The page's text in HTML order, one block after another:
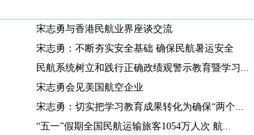
宋志勇与香港民航业界座谈交流
宋志勇：不断夯实安全基础 确保民航暑运安全
民航系统树立和践行正确政绩观警示教育暨学习...
宋志勇会见美国航空企业
宋志勇：切实把学习教育成果转化为确保“两个...
“五一”假期全国民航运输旅客1054万人次 航...